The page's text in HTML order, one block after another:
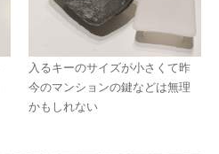
入るキーのサイズが小さくて昨
今のマンションの鍵などは無理
かもしれない